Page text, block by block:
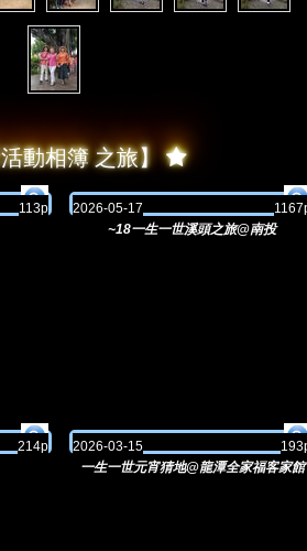
活動相簿 之旅】 
113p
2026-05-17
~18一生一世溪頭之旅@南投
214p
2026-03-15
一生一世元宵猜地@龍潭全家福客家館